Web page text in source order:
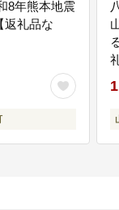
8年熊本地震
返礼品な